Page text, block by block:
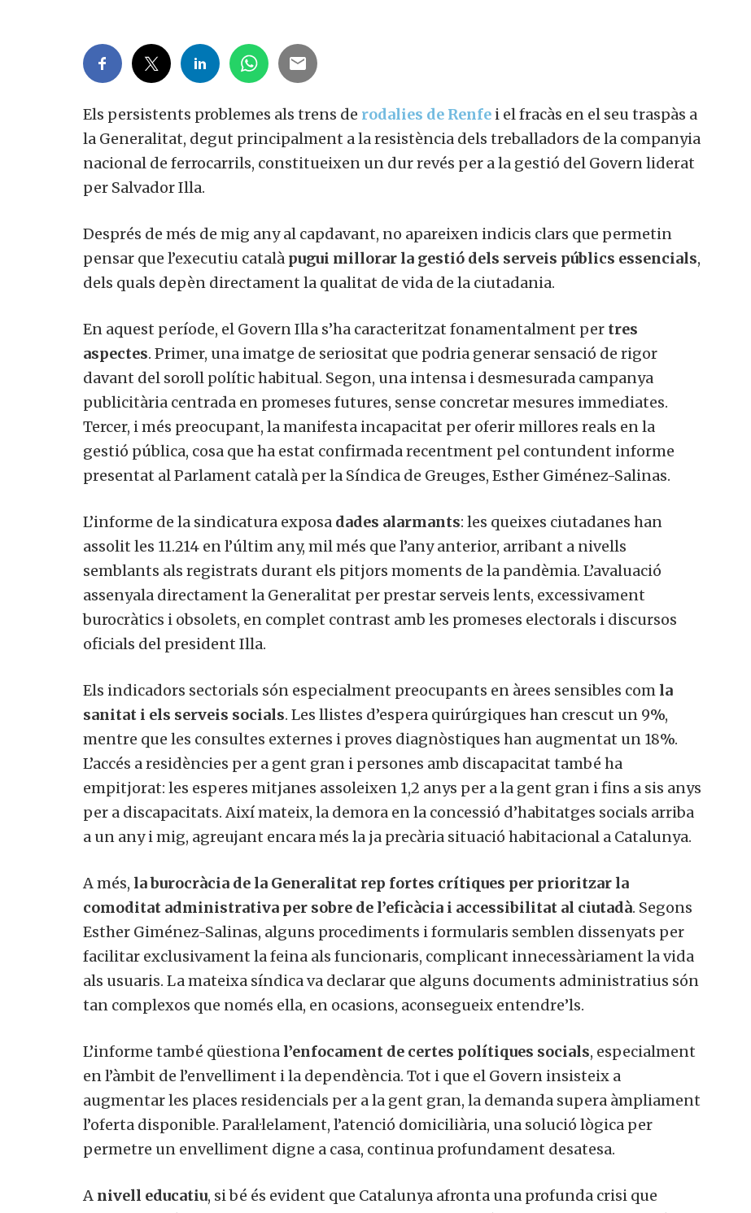
Els persistents problemes als trens de rodalies de Renfe i el fracàs en el seu traspàs a
la Generalitat, degut principalment a la resistència dels treballadors de la companyia
nacional de ferrocarrils, constitueixen un dur revés per a la gestió del Govern liderat
per Salvador Illa.
Després de més de mig any al capdavant, no apareixen indicis clars que permetin
pensar que l’executiu català pugui millorar la gestió dels serveis públics essencials,
dels quals depèn directament la qualitat de vida de la ciutadania.
En aquest període, el Govern Illa s’ha caracteritzat fonamentalment per tres
aspectes. Primer, una imatge de seriositat que podria generar sensació de rigor
davant del soroll polític habitual. Segon, una intensa i desmesurada campanya
publicitària centrada en promeses futures, sense concretar mesures immediates.
Tercer, i més preocupant, la manifesta incapacitat per oferir millores reals en la
gestió pública, cosa que ha estat confirmada recentment pel contundent informe
presentat al Parlament català per la Síndica de Greuges, Esther Giménez-Salinas.
L’informe de la sindicatura exposa dades alarmants: les queixes ciutadanes han
assolit les 11.214 en l’últim any, mil més que l’any anterior, arribant a nivells
semblants als registrats durant els pitjors moments de la pandèmia. L’avaluació
assenyala directament la Generalitat per prestar serveis lents, excessivament
burocràtics i obsolets, en complet contrast amb les promeses electorals i discursos
oficials del president Illa.
Els indicadors sectorials són especialment preocupants en àrees sensibles com la
sanitat i els serveis socials. Les llistes d’espera quirúrgiques han crescut un 9%,
mentre que les consultes externes i proves diagnòstiques han augmentat un 18%.
L’accés a residències per a gent gran i persones amb discapacitat també ha
empitjorat: les esperes mitjanes assoleixen 1,2 anys per a la gent gran i fins a sis anys
per a discapacitats. Així mateix, la demora en la concessió d’habitatges socials arriba
a un any i mig, agreujant encara més la ja precària situació habitacional a Catalunya.
A més, la burocràcia de la Generalitat rep fortes crítiques per prioritzar la
comoditat administrativa per sobre de l’eficàcia i accessibilitat al ciutadà. Segons
Esther Giménez-Salinas, alguns procediments i formularis semblen dissenyats per
facilitar exclusivament la feina als funcionaris, complicant innecessàriament la vida
als usuaris. La mateixa síndica va declarar que alguns documents administratius són
tan complexos que només ella, en ocasions, aconsegueix entendre’ls.
L’informe també qüestiona l’enfocament de certes polítiques socials, especialment
en l’àmbit de l’envelliment i la dependència. Tot i que el Govern insisteix a
augmentar les places residencials per a la gent gran, la demanda supera àmpliament
l’oferta disponible. Paral·lelament, l’atenció domiciliària, una solució lògica per
permetre un envelliment digne a casa, continua profundament desatesa.
A nivell educatiu, si bé és evident que Catalunya afronta una profunda crisi que